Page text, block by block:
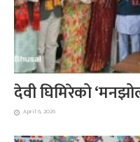
देवी घिमिरेको
April 6, 2026